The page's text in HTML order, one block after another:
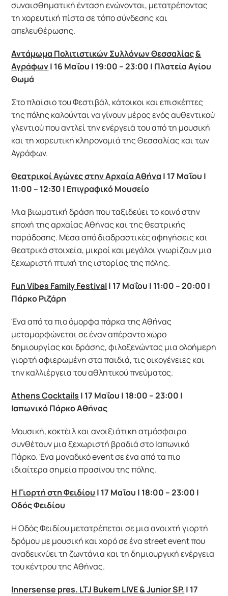
συναισθηματική ένταση ενώνονται, μετατρέποντας
τη χορευτική πίστα σε τόπο σύνδεσης και
απελευθέρωσης.
Αντάμωμα Πολιτιστικών Συλλόγων Θεσσαλίας &
Αγράφων| 16 Μαΐου | 19:00 – 23:00 | Πλατεία Αγίου
Θωμά
Στο πλαίσιο του Φεστιβάλ, κάτοικοι και επισκέπτες
της πόλης καλούνται να γίνουν μέρος ενός αυθεντικού
γλεντιού που αντλεί την ενέργειά του από τη μουσική
και τη χορευτική κληρονομιά της Θεσσαλίας και των
Αγράφων.
Θεατρικοί Αγώνες στην Αρχαία Αθήνα | 17 Μαΐου |
11:00 – 12:30 | Επιγραφικό Μουσείο
Μια βιωματική δράση που ταξιδεύει το κοινό στην
εποχή της αρχαίας Αθήνας και της θεατρικής
παράδοσης. Μέσα από διαδραστικές αφηγήσεις και
θεατρικά στοιχεία, μικροί και μεγάλοι γνωρίζουν μια
ξεχωριστή πτυχή της ιστορίας της πόλης.
Fun Vibes Family Festival| 17 Μαΐου | 11:00 – 20:00 |
ΠάρκοΡιζάρη
Ένα από τα πιο όμορφα πάρκα της Αθήνας
μεταμορφώνεται σε έναν απέραντο χώρο
δημιουργίας και δράσης, φιλοξενώντας μια ολοήμερη
γιορτή αφιερωμένη στα παιδιά, τις οικογένειες και
την καλλιέργεια του αθλητικού πνεύματος.
Athens Cocktails | 17 Μαΐου | 18:00 – 23:00 |
Ιαπωνικό Πάρκο Αθήνας
Μουσική, κοκτέιλ και ανοιξιάτικη ατμόσφαιρα
συνθέτουν μια ξεχωριστή βραδιά στο Ιαπωνικό
Πάρκο. Ένα μοναδικό event σε ένα από τα πιο
ιδιαίτερα σημεία πρασίνου της πόλης.
Η Γιορτή στη Φειδίου | 17 Μαΐου | 18:00 – 23:00 |
Οδός Φειδίου
Η Οδός Φειδίου μετατρέπεται σε μια ανοιχτή γιορτή
δρόμου με μουσική και χορό σε ένα street event που
αναδεικνύει τη ζωντάνια και τη δημιουργική ενέργεια
του κέντρου της Αθήνας.
Innersense pres. LTJ Bukem LIVE & Junior SP. | 17